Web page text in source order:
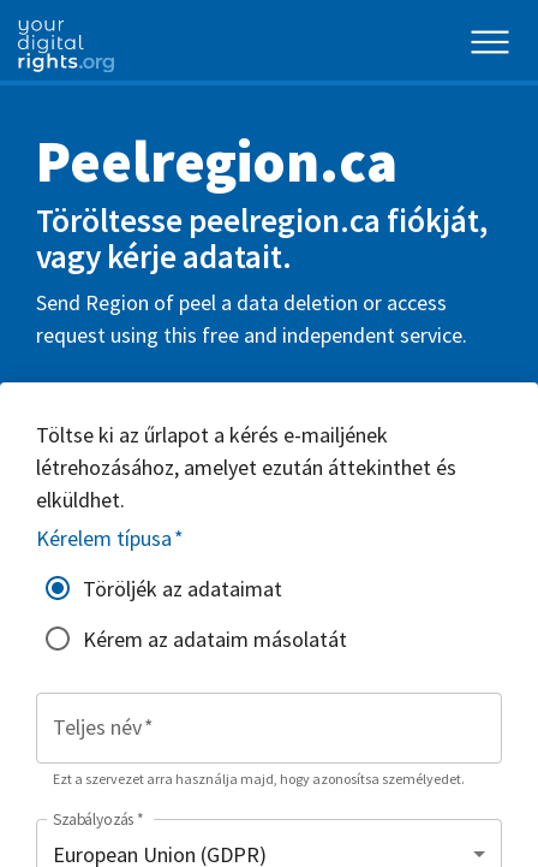
Peelregion.ca
Töröltesse peelregion.ca fiókját,
vagy kérje adatait.
Send Region of peel a data deletion or access
request using this free and independent service.
Töltse ki az űrlapot a kérés e-mailjének
létrehozásához, amelyet ezután áttekinthet és
elküldhet.
Kérelem típusa*
Töröljék az adataimat
Kérem az adataim másolatát
Teljes név*
Ezt a szervezet arra használja majd, hogy azonosítsa személyedet.
Szabályozás *